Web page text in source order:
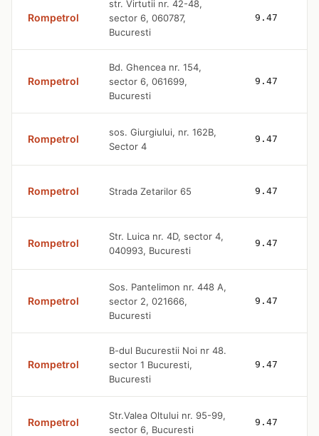
Rompetrol
str. Virtutii nr. 42-48,
sector 6, 060787,
Bucuresti
9.47
Rompetrol
Bd. Ghencea nr. 154,
sector 6, 061699,
Bucuresti
9.47
Rompetrol
sos. Giurgiului, nr. 162B,
Sector 4
9.47
Rompetrol Strada Zetarilor 65 9.47
Rompetrol
Str. Luica nr. 4D, sector 4,
040993, Bucuresti
9.47
Rompetrol
Sos. Pantelimon nr. 448 A,
sector 2, 021666,
Bucuresti
9.47
Rompetrol
B-dul Bucurestii Noi nr 48.
sector 1 Bucuresti,
Bucuresti
9.47
Rompetrol
Str.Valea Oltului nr. 95-99,
sector 6, Bucuresti
9.47